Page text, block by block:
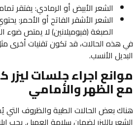
الشعر الأبيض أو الرمادي: يفتقر
الشعر الأشقر الفاتح أو الأحمر:
الصبغة (فيوميلانين) لا يمتص ضوء
في هذه الحالات، قد تكون تقنيات أخرى
البديل الأنسب.
موانع اجراء جلسات
مع الظهر والأمامي
هناك بعض الحالات الطبية والظروف التي
الشعر بالليزر لضمان سلامة العميل. يجب